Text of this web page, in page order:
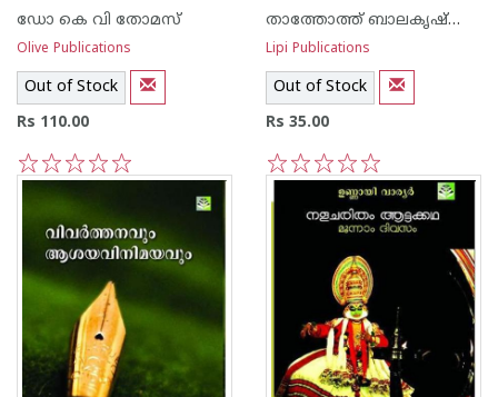
ഡോ കെ വി തോമസ്
Olive Publications
Out of Stock
Rs 110.00
5
4
3
2
1
താത്തോത്ത് ബാലകൃഷ്ണന്‍
Lipi Publications
Out of Stock
Rs 35.00
5
4
3
2
1